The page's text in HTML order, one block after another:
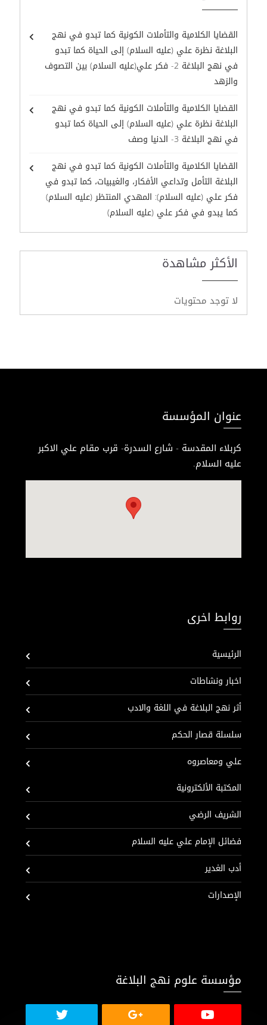
القضايا الكلامية والتأملات الكونية كما تبدو في نهج
البلاغة نظرة علي (عليه السلام) إلى الحياة كما تبدو
في نهج البلاغة 2- فكر علي(عليه السلام) بين التصوف
والزهد
القضايا الكلامية والتأملات الكونية كما تبدو في نهج
البلاغة نظرة علي (عليه السلام) إلى الحياة كما تبدو
في نهج البلاغة 3- الدنيا وصف
القضايا الكلامية والتأملات الكونية كما تبدو في نهج
البلاغة التأمل وتداعي الأفكار، والغيبيات، كما تبدو في
فكر علي (عليه السلام): المهدي المنتظر (عليه السلام)
كما يبدو في فكر علي (عليه السلام)
الأكثر مشاهدة
لا توجد محتويات
عنوان المؤسسة
كربلاء المقدسة - شارع السدرة- قرب مقام علي الاكبر
عليه السلام.
روابط اخرى
الرئيسية
اخبار ونشاطات
أثر نهج البلاغة في اللغة والادب
سلسلة قصار الحكم
علي ومعاصروه
المكتبة الألكترونية
الشريف الرضي
فضائل الإمام علي عليه السلام
أدب الغدير
الإصدارات
مؤسسة علوم نهج البلاغة